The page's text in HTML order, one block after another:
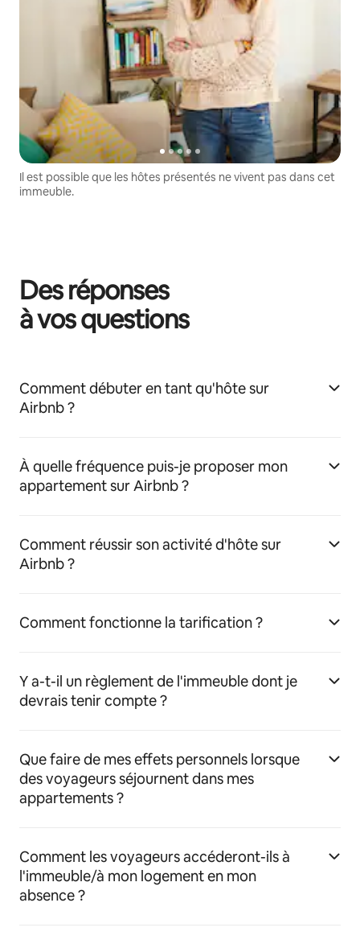
Il est possible que les hôtes présentés ne vivent pas dans cet
immeuble.
Des réponses
à vos questions
Comment débuter en tant qu'hôte sur
Airbnb ?
À quelle fréquence puis-je proposer mon
appartement sur Airbnb ?
Comment réussir son activité d'hôte sur
Airbnb ?
Comment fonctionne la tarification ?
Y a-t-il un règlement de l'immeuble dont je
devrais tenir compte ?
Que faire de mes effets personnels lorsque
des voyageurs séjournent dans mes
appartements ?
Comment les voyageurs accéderont-ils à
l'immeuble/à mon logement en mon
absence ?